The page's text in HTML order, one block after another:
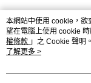
熱門標籤
本網站中使用 cookie，欲
望在電腦上使用 cookie
權條款 」之 Cookie 聲明
用條款之 Cookie 聲明使
了解更多 >